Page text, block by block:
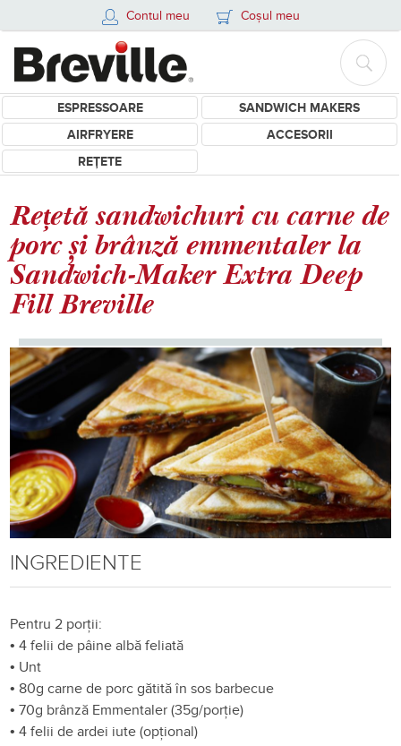
Contul meu Coșul meu
ESPRESSOARE
SANDWICH MAKERS
AIRFRYERE
ACCESORII
REȚETE
Rețetă sandwichuri cu carne de
porc și brânză emmentaler la
Sandwich-Maker Extra Deep
Fill Breville
INGREDIENTE
Pentru 2 porții:
•4 felii de pâine albă feliată
• Unt
• 80g carne de porc gătită în sos barbecue
•70g brânză Emmentaler (35g/porție)
•4 felii de ardei iute (opțional)